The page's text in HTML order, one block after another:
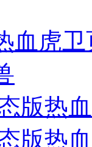
血虎
版热
版热